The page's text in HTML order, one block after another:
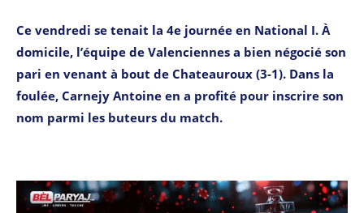
Ce vendredi se tenait la 4e journée en National I. À
domicile, l’équipe de Valenciennes a bien négocié son
pari en venant à bout de Chateauroux (3-1). Dans la
foulée, Carnejy Antoine en a profité pour inscrire son
nom parmi les buteurs du match.